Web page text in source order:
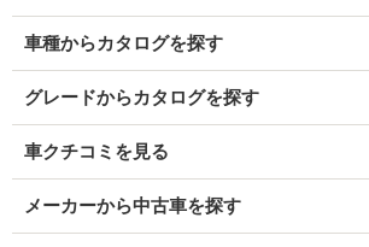
車種からカタログを探す
グレードからカタログを探す
車クチコミを見る
メーカーから中古車を探す